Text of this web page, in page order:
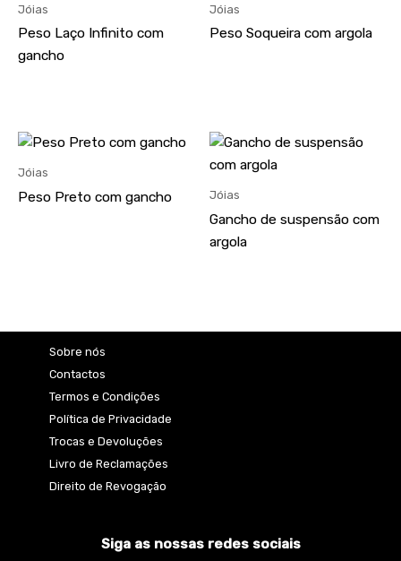
Jóias
Peso Laço Infinito com
gancho
Jóias
Peso Soqueira com argola
Jóias
Peso Preto com gancho Jóias
Gancho de suspensão com
argola
Sobre nós
Contactos
Termos e Condições
Política de Privacidade
Trocas e Devoluções
Livro de Reclamações
Direito de Revogação
Siga as nossas redes sociais